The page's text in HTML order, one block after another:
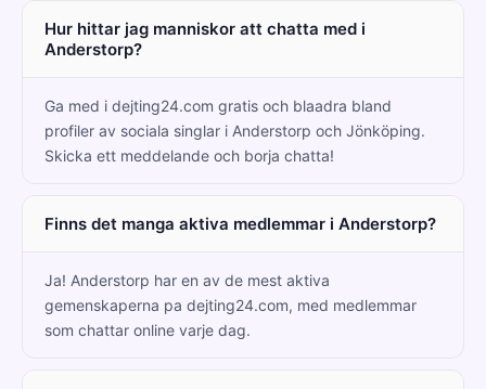
Hur hittar jag manniskor att chatta med i
Anderstorp?
Ga med i dejting24.com gratis och blaadra bland
profiler av sociala singlar i Anderstorp och Jönköping.
Skicka ett meddelande och borja chatta!
Finns det manga aktiva medlemmar i Anderstorp?
Ja! Anderstorp har en av de mest aktiva
gemenskaperna pa dejting24.com, med medlemmar
som chattar online varje dag.